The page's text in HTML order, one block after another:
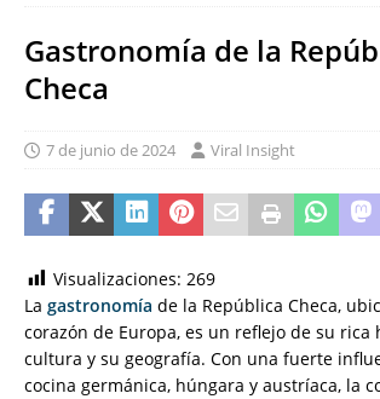
Gastronomía de la
Checa
7 de junio de 2024 Viral Insight
Visualizaciones: 269
La gastronomía de la República Checa,
corazón de Europa, es un reflejo de su rica
cultura y su geografía. Con una fuerte
cocina germánica, húngara y austríaca, la